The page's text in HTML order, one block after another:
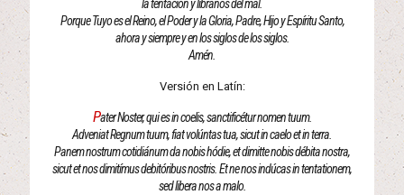
la tentación y líbranos del mal.
Porque Tuyo es el Reino, el Poder y la Gloria, Padre, Hijo y Espíritu Santo,
ahora y siempre y en los siglos de los siglos.
Amén.
Versión en Latín:
Pater Noster, qui es in coelis, sanctificétur nomen tuum.
Adveniat Regnum tuum, fiat volúntas tua, sicut in caelo et in terra.
Panem nostrum cotidiánum da nobis hódie, et dimitte nobis débita nostra,
sicut et nos dimitímus debitóribus nostris. Et ne nos indúcas in tentationem,
sed libera nos a malo.